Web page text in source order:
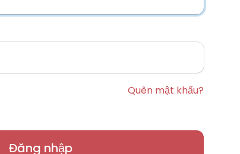
Quên mật khẩu?
Đăng nhập